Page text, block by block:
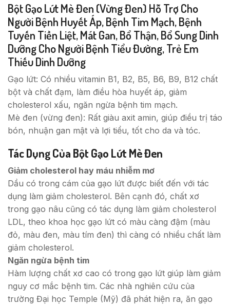
Bột Gạo Lứt Mè Đen (vừng Đen) Hỗ Trợ Cho
Người Bệnh Huyết Áp, Bệnh Tim Mạch, Bệnh
Tuyến Tiền Liệt, Mát Gan, Bổ Thận, Bổ Sung Dinh
Dưỡng Cho Người Bệnh Tiểu Đường, Trẻ Em
Thiếu Dinh Dưỡng
Gạo lứt: Có nhiều vitamin B1, B2, B5, B6, B9, B12 chất
bột và chất đạm, làm điều hòa huyết áp, giảm
cholesterol xấu, ngăn ngừa bệnh tim mạch.
Mè đen (vừng đen): Rất giàu axit amin, giúp điều trị táo
bón, nhuận gan mật và lợi tiểu, tốt cho da và tóc.
Tác Dụng Của Bột Gạo Lứt Mè Đen
Giảm cholesterol hay máu nhiễm mơ
Dầu có trong cám của gạo lứt được biết đến với tác
dụng làm giảm cholesterol. Bên cạnh đó, chất xơ
trong gạo nâu cũng có tác dụng làm giảm cholesterol
LDL, theo khoa học gạo lứt có màu càng đậm (màu
đỏ, màu đen, màu tím đen) thì càng có nhiều chất làm
giảm cholesterol.
Ngăn ngừa bệnh tim
Hàm lượng chất xơ cao có trong gạo lứt giúp làm giảm
nguy cơ mắc bệnh tim. Các nhà nghiên cứu của
trường Đại học Temple (Mỹ) đã phát hiện ra, ăn gạo